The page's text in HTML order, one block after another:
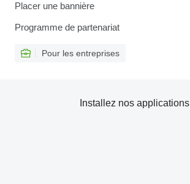
Placer une bannière
Programme de partenariat
Pour les entreprises
Installez nos applications